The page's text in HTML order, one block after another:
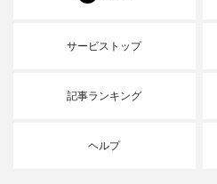
サービストップ
記事ランキング
ヘルプ